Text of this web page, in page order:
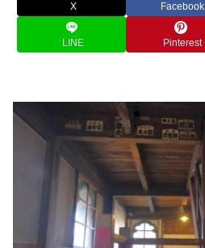
X Facebook
LINE Pinterest